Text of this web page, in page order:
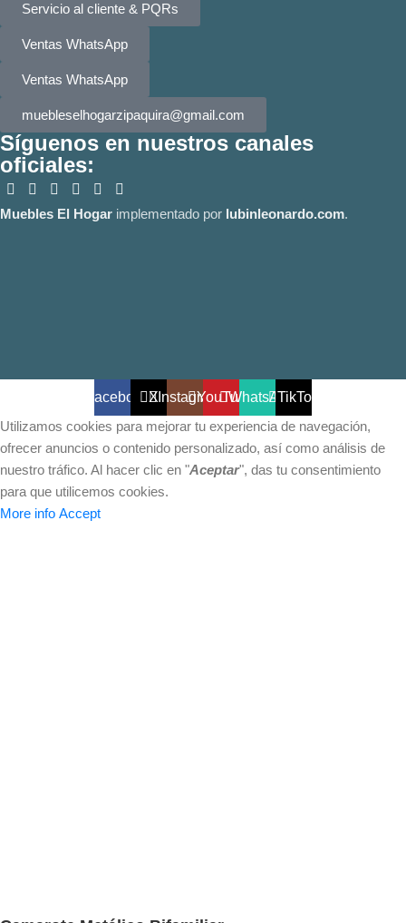
Servicio al cliente & PQRs
Ventas WhatsApp
Ventas WhatsApp
muebleselhogarzipaquira@gmail.com
Síguenos en nuestros canales
oficiales:
Muebles El Hogar implementado por lubinleonardo.com.
FacebookX InstagramYouTubeWhatsAppTikTok
Utilizamos cookies para mejorar tu experiencia de navegación,
ofrecer anuncios o contenido personalizado, así como análisis de
nuestro tráfico. Al hacer clic en "Aceptar", das tu consentimiento
para que utilicemos cookies.
More info Accept